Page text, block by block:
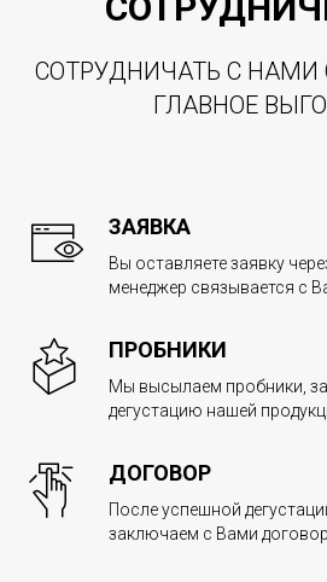
СОТРУДНИЧАТЬ С НАМИ
ГЛАВНОЕ
ЗАЯВКА
Вы оставляете заявку
менеджер связывается с
ПРОБНИКИ
Мы высылаем пробники,
дегустацию нашей
ДОГОВОР
После успешной
заключаем с Вами